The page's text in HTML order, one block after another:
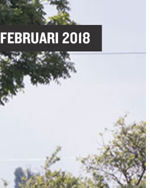
FEBRUARI 2018